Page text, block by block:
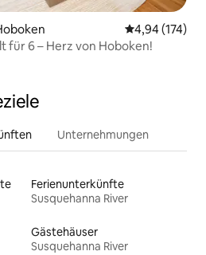
4,94 (174)
für 6 – Herz von Hoboken!
Unternehmungen
Ferienunterkünfte
Susquehanna River
Gästehäuser
Susquehanna River